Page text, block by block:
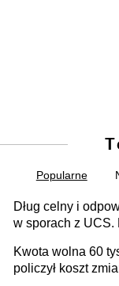
Popularne
Dług celny i
w sporach z UCS.
Kwota wolna 60
policzył koszt